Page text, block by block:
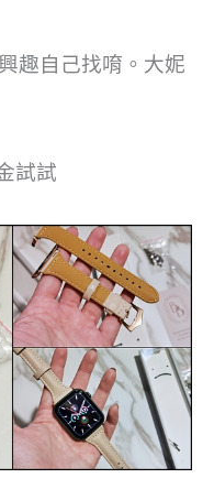
趣自己找唷。大妮
試試